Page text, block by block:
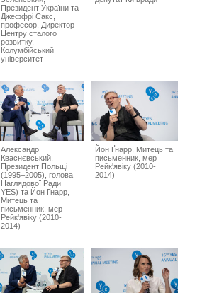
Президент України та
Джеффрі Сакс,
професор, Директор
Центру сталого
розвитку,
Колумбійський
університет
Александр
Кваснєвський,
Президент Польщі
(1995–2005), голова
Наглядової Ради
YES) та Йон Ґнарр,
Митець та
письменник, мер
Рейк'явіку (2010-
2014)
Йон Ґнарр, Митець та
письменник, мер
Рейк'явіку (2010-
2014)